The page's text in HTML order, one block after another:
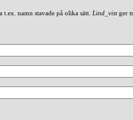
namn stavade på olika sätt. Lind_vistger